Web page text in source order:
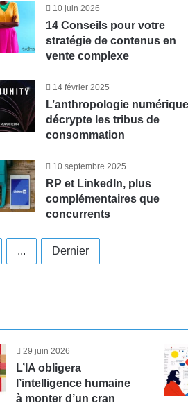
10 juin 2026
14 Conseils pour votre
stratégie de contenus en
vente complexe
14 février 2025
L’anthropologie
décrypte les tribus de
consommation
10 septembre 2025
RP et LinkedIn, plus
complémentaires que
concurrents
... Dernier
29 juin 2026
L’IA obligera
l’intelligence humaine
à monter d’un cran